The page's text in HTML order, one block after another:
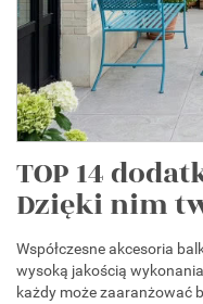
TOP 14
Dzięki nim
Współczesne akcesoria
wysoką jakością
każdy może zaaranżować